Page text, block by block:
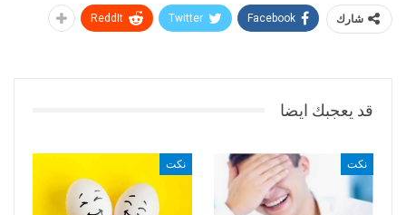
شارك Facebook
Twitter
ReddIt
قد يعجبك ايضا
نكت نكت